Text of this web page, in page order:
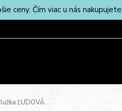
ceny. Čím viac u nás
ĽUDOVÁ